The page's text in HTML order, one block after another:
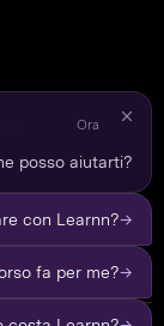
Ora
posso aiutarti?
con Learnn?→
fa per me?→